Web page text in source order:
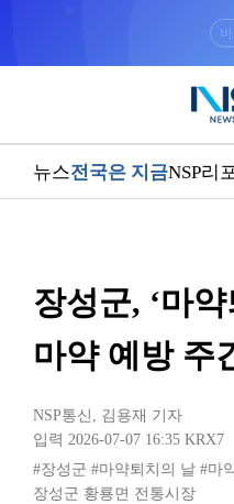
“우리는 독자가 구독
뉴스전국은 지금NSP리
장성군, ‘마
마약 예방 주
NSP통신 , 김용재 기자
입력 2026-07-07 16:35 KRX7
#장성군 #마약퇴치의 날 #마
장성군 황룡면 전통시장